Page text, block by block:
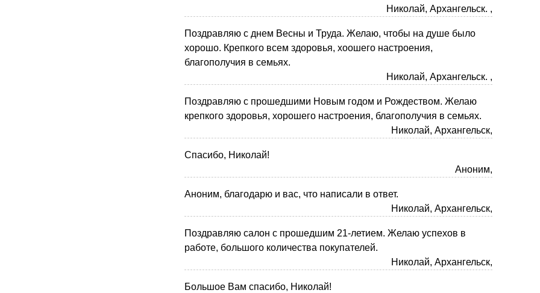
Николай, Архангельск. ,
Поздравляю с днем Весны и Труда. Желаю, чтобы на душе было
хорошо. Крепкого всем здоровья, хоошего настроения,
благополучия в семьях.
Николай, Архангельск. ,
Поздравляю с прошедшими Новым годом и Рождеством. Желаю
крепкого здоровья, хорошего настроения, благополучия в семьях.
Николай, Архангельск,
Спасибо, Николай!
Аноним,
Аноним, благодарю и вас, что написали в ответ.
Николай, Архангельск,
Поздравляю салон с прошедшим 21-летием. Желаю успехов в
работе, большого количества покупателей.
Николай, Архангельск,
Большое Вам спасибо, Николай!